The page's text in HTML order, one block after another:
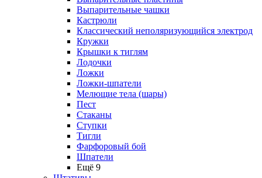
Выпарительные чашки
Кастрюли
Классический неполяризующийся электрод
Кружки
Крышки к тиглям
Лодочки
Ложки
Ложки-шпатели
Мелющие тела (шары)
Пест
Стаканы
Ступки
Тигли
Фарфоровый бой
Шпатели
Ещё 9